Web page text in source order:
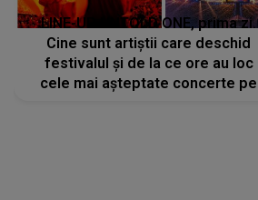
LINE-UP UNTOLD ONE, prima zi.
Cine sunt artiștii care deschid
festivalul și de la ce ore au loc
cele mai așteptate concerte pe